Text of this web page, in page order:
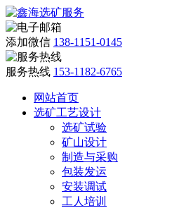
添加微信 138-1151-0145
服务热线 153-1182-6765
网站首页
选矿工艺设计
选矿试验
矿山设计
制造与采购
包装发运
安装调试
工人培训